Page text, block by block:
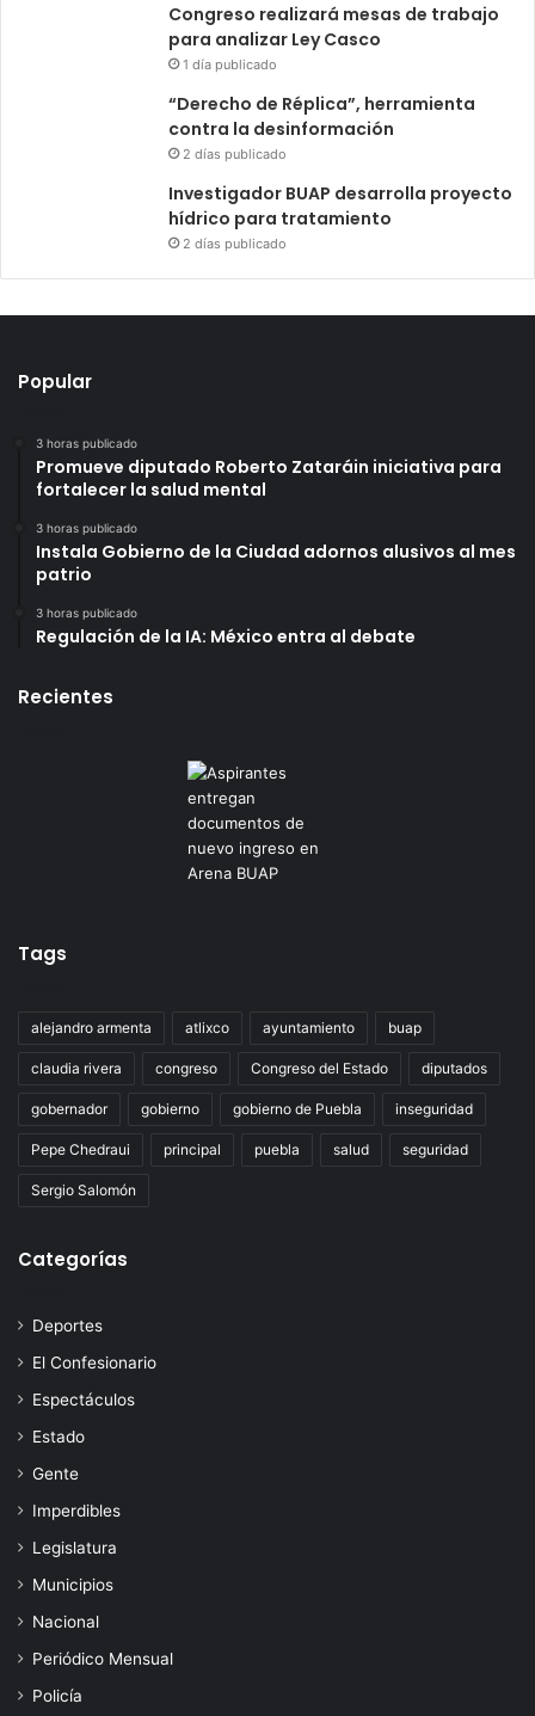
Congreso realizará mesas de trabajo
para analizar Ley Casco
1 día publicado
“Derecho de Réplica”, herramienta
contra la desinformación
2 días publicado
Investigador BUAP desarrolla proyecto
hídrico para tratamiento
2 días publicado
Popular
3 horas publicado
Promueve diputado Roberto Zataráin iniciativa para
fortalecer la salud mental
3 horas publicado
Instala Gobierno de la Ciudad adornos alusivos al mes
patrio
3 horas publicado
Regulación de la IA: México entra al debate
Recientes
Tags
alejandro armenta atlixco ayuntamiento buap
claudia rivera congreso Congreso del Estado diputados
gobernador gobierno gobierno de Puebla inseguridad
Pepe Chedraui principal puebla salud seguridad
Sergio Salomón
Categorías
Deportes
El Confesionario
Espectáculos
Estado
Gente
Imperdibles
Legislatura
Municipios
Nacional
Periódico Mensual
Policía